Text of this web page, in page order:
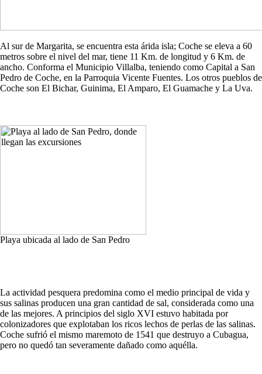
Al sur de Margarita, se encuentra esta árida isla; Coche se eleva a 60
metros sobre el nivel del mar, tiene 11 Km. de longitud y 6 Km. de
ancho. Conforma el Municipio Villalba, teniendo como Capital a San
Pedro de Coche, en la Parroquia Vicente Fuentes. Los otros pueblos de
Coche son El Bichar, Guinima, El Amparo, El Guamache y La Uva.
Playa ubicada al lado de San Pedro
La actividad pesquera predomina como el medio principal de vida y
sus salinas producen una gran cantidad de sal, considerada como una
de las mejores. A principios del siglo XVI estuvo habitada por
colonizadores que explotaban los ricos lechos de perlas de las salinas.
Coche sufrió el mismo maremoto de 1541 que destruyo a Cubagua,
pero no quedó tan severamente dañado como aquélla.